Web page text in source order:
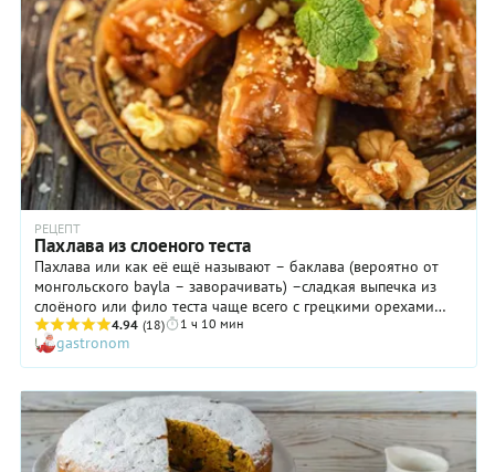
РЕЦЕПТ
Пахлава из слоеного теста
Пахлава или как её ещё называют – баклава (вероятно от
монгольского baγla – заворачивать) –сладкая выпечка из
слоёного или фило теста чаще всего с грецкими орехами
или фисташками, которое щедро пропитывают сахарным
или медовым сиропом. Именно толщина теста, орехи и
пропитка делают эту сладость пахлавой (или баклавой, тут
как вам больше нравится). Готовьте её дома сами из
доступного всем бездрожжевого слоёного теста из
супермаркета.
4.94 (18) 1 ч 10 мин
gastronom